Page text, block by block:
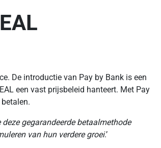
De introductie van Pay by Bank is een
een vast prijsbeleid hanteert. Met Pay
gegarandeerde betaalmethode
van hun verdere groei.’